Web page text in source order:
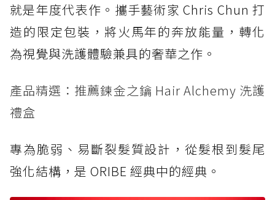
就是年度代表作。攜手藝術家 Chris Chun 打
造的限定包裝，將火馬年的奔放能量，轉化
為視覺與洗護體驗兼具的奢華之作。
產品精選：推薦鍊金之鑰 Hair Alchemy 洗護
禮盒
專為脆弱、易斷裂髮質設計，從髮根到髮尾
強化結構，是 ORIBE 經典中的經典。